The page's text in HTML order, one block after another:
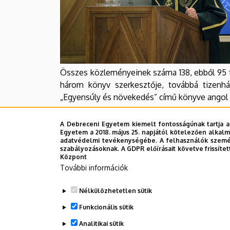
Összes közleményeinek száma 138, ebből
három könyv szerkesztője, továbbá
„Egyensúly és növekedés” című könyve
Magyar Nemzeti Bank Tanszék. A
személyével kialakított kapcsolatok
melyben kiemelt szerepet kap a
vállalatgazdaságtan, a vállalkozásfejlesztés
Legutóbb frissítve:
A Debreceni Egyetem kiemelt fontosságúnak
Egyetem a 2018. május 25. napjától kötelezően
adatvédelmi tevékenységébe. A felhasználók
szabályozásoknak. A GDPR előírásait követve
Központ
További információk
Nélkülözhetetlen sütik
Funkcionális sütik
Analitikai sütik